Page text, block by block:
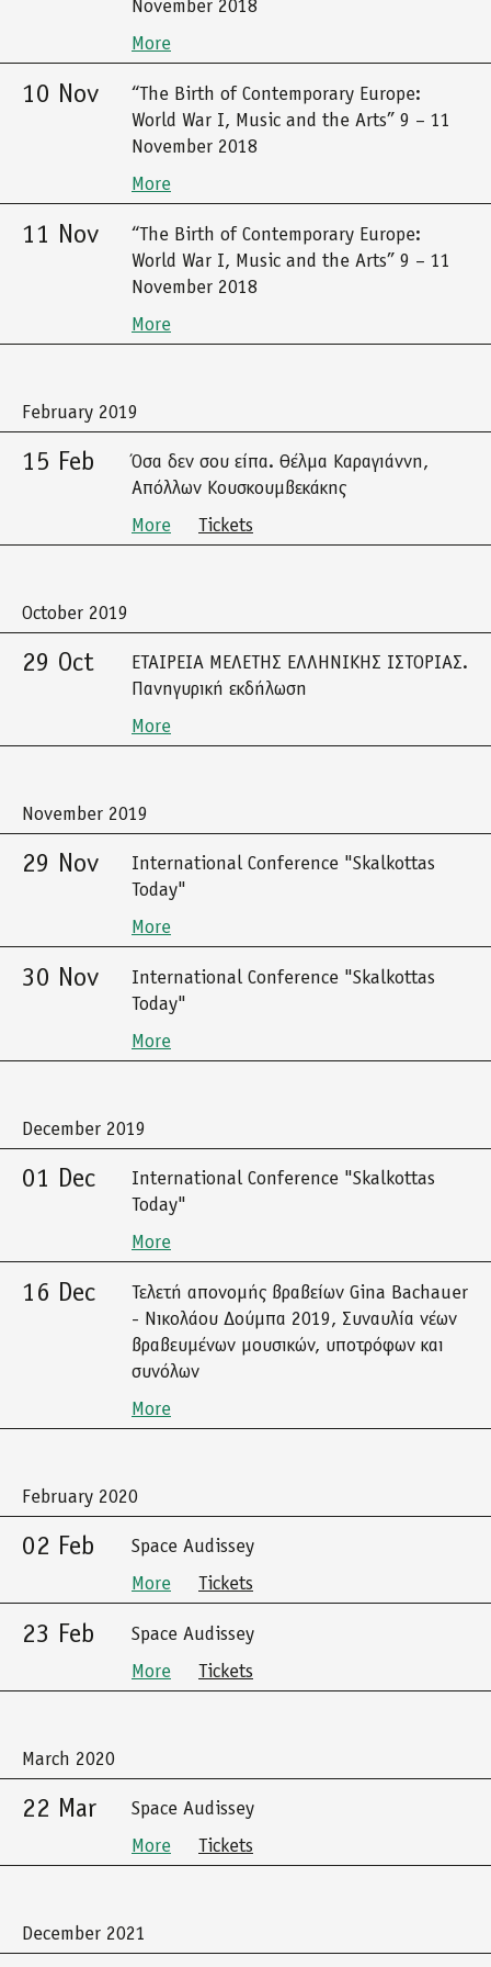
November 2018
More
10 Nov
“The Birth of Contemporary Europe:
World War I, Music and the Arts” 9 – 11
November 2018
More
11 Nov
“The Birth of Contemporary Europe:
World War I, Music and the Arts” 9 – 11
November 2018
More
February 2019
15 Feb
Όσα δεν σου είπα. Θέλμα Καραγιάννη,
Απόλλων Κουσκουμβεκάκης
More
Tickets
October 2019
29 Oct
ΕΤΑΙΡΕΙΑ ΜΕΛΕΤΗΣ ΕΛΛΗΝΙΚΗΣ ΙΣΤΟΡΙΑΣ.
Πανηγυρική εκδήλωση
More
November 2019
29 Nov
International Conference "Skalkottas
Today"
More
30 Nov
International Conference "Skalkottas
Today"
More
December 2019
01 Dec
International Conference "Skalkottas
Today"
More
16 Dec
Τελετή απονομής βραβείων Gina Bachauer
- Νικολάου Δούμπα 2019, Συναυλία νέων
βραβευμένων μουσικών, υποτρόφων και
συνόλων
More
February 2020
02 Feb
Space Audissey
More
Tickets
23 Feb
Space Audissey
More
Tickets
March 2020
22 Mar
Space Audissey
More
Tickets
December 2021